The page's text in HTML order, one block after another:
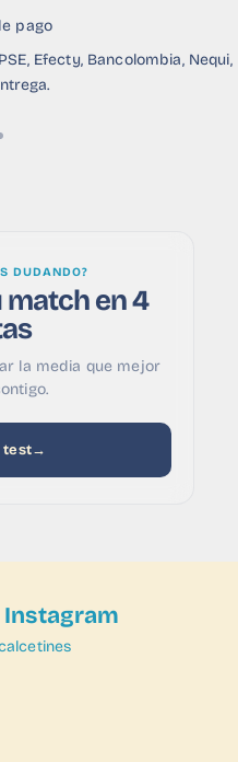
pago
Efecty, Bancolombia, Nequi,
artículo 1
artículo 2
al artículo 3
DUDANDO?
en 4
la media que mejor
test→
Instagram